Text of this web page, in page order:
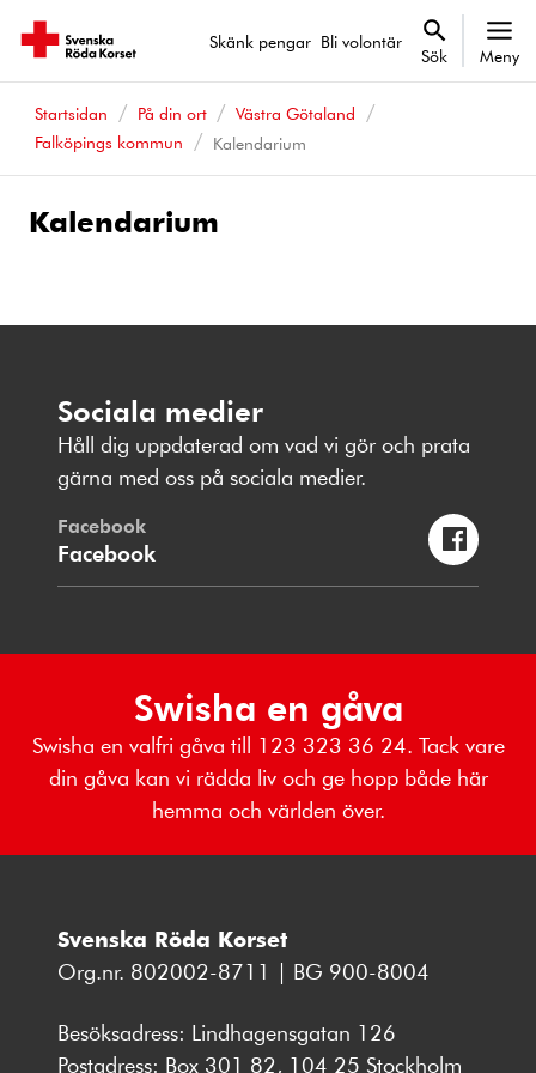
Skänk pengar Bli volontär
Sök Meny
Startsidan På din ort
Västra Götaland
Falköpings kommun
Kalendarium
Kalendarium
Sociala medier
Håll dig uppdaterad om vad vi gör och prata
gärna med oss på sociala medier.
Facebook
Facebook
Swisha en gåva
Swisha en valfri gåva till 123 323 36 24. Tack vare
din gåva kan vi rädda liv och ge hopp både här
hemma och världen över.
Svenska Röda Korset
Org.nr. 802002-8711 | BG 900-8004
Besöksadress: Lindhagensgatan 126
Postadress: Box 301 82, 104 25 Stockholm